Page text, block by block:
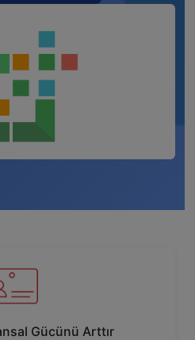
Gücünü Arttır